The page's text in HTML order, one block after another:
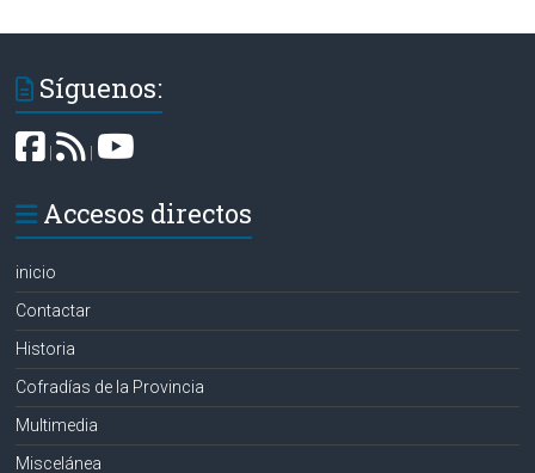
Síguenos:
|
Accesos directos
inicio
Contactar
Historia
Cofradías de la Provincia
Multimedia
Miscelánea